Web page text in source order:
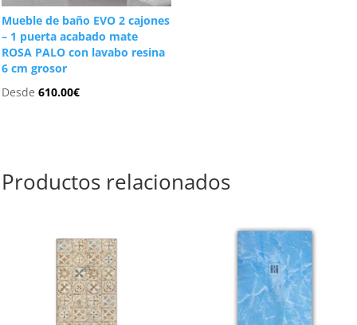
Mueble de baño EVO 2 cajones
– 1 puerta acabado mate
ROSA PALO con lavabo resina
6 cm grosor
Desde610.00€
Productos relacionados